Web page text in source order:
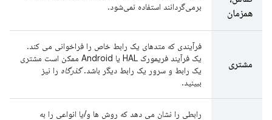
همزمان
برمی‌گردانند استفاده نمی‌شود.
مشتری
فرآیندی که متدهای یک رابط خاص را فراخوانی می کند.
یک فرآیند فریمورک HAL یا Android ممکن است مشتری
یک رابط و سرور یک رابط دیگر باشد.گذرگاه را نیز
ببینید.
رابطی را نشان می دهد که روش ها و/یا انواعی را به